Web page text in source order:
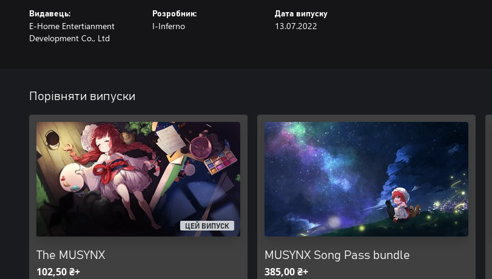
Constant Music Updates
Exciting updates are regularly added. Stay tuned with MUSYNX!
Видавець:
E-Home Entertianment
Development Co., Ltd
Розробник:
I-Inferno
Дата випуску
13.07.2022
Порівняти випуски
ЦЕЙ ВИПУСК
The MUSYNX
102,50 ₴+
MUSYNX Song Pass bundle
385,00 ₴+